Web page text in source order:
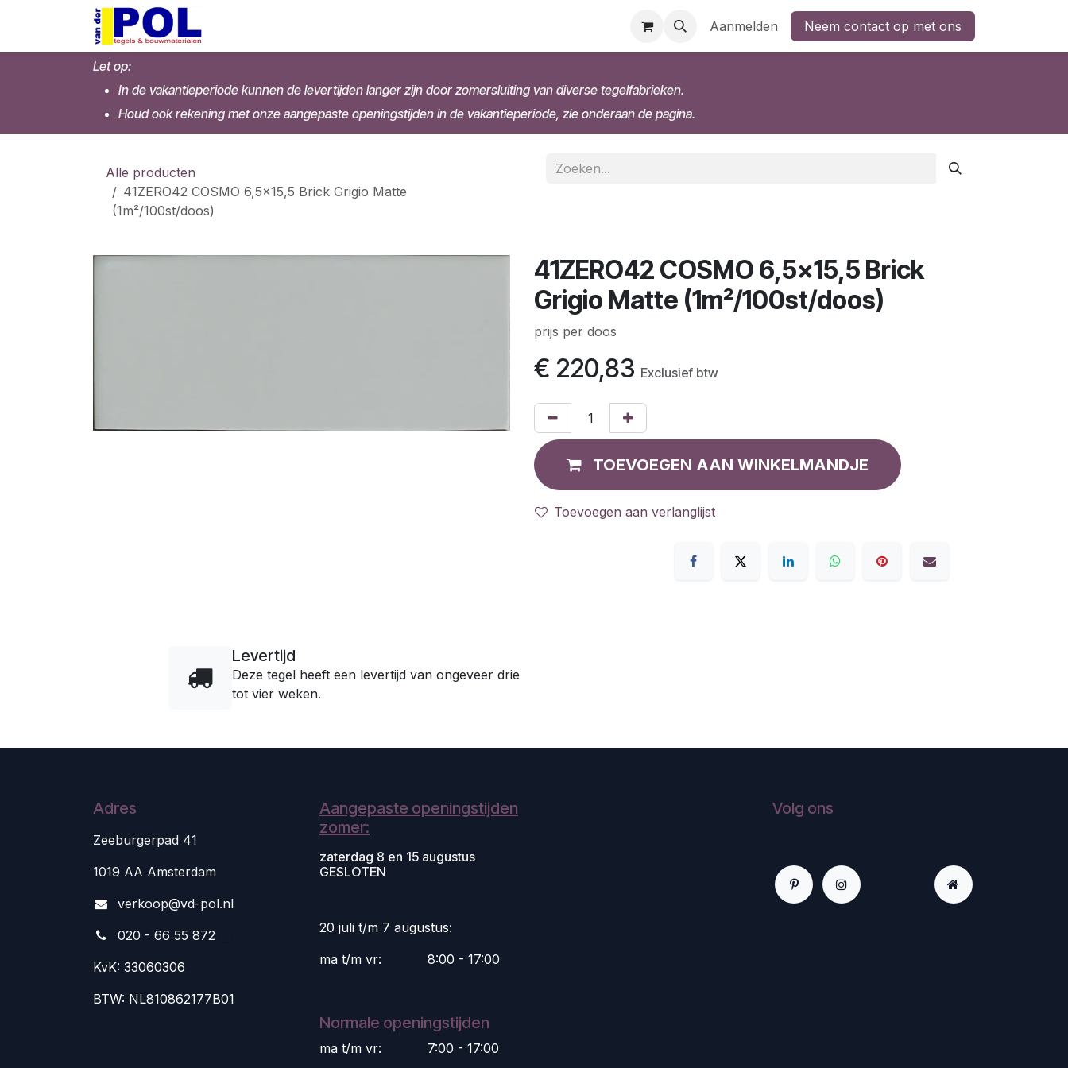
Overslaan naar inhoud
Aanmelden Neem contact op met ons
Let op:
In de vakantieperiode kunnen de levertijden langer zijn door zomersluiting van diverse tegelfabrieken.
Houd ook rekening met onze aangepaste openingstijden in de vakantieperiode, zie onderaan de pagina.
Alle producten
41ZERO42 COSMO 6,5x15,5 Brick Grigio Matte
(1m²/100st/doos)
41ZERO42 COSMO 6,5x15,5 Brick
Grigio Matte (1m²/100st/doos)
prijs per doos
€ 220,83 Exclusief btw
TOEVOEGEN AAN WINKELMANDJE
Toevoegen aan verlanglijst
Levertijd
Deze tegel heeft een levertijd van ongeveer drie
tot vier weken.
Adres
Zeeburgerpad 41
1019 AA Amsterdam
verkoop@vd-pol.nl
020 - 66 55 872
KvK: 33060306
BTW: NL810862177B01
Aangepaste openingstijden
zomer:
zaterdag 8 en 15 augustus
GESLOTEN
20 juli t/m 7 augustus:
ma t/m vr:
​8:00 - 17:00
Normale openingstijden
ma t/m vr: ​7:00 - 17:00
Volg ons